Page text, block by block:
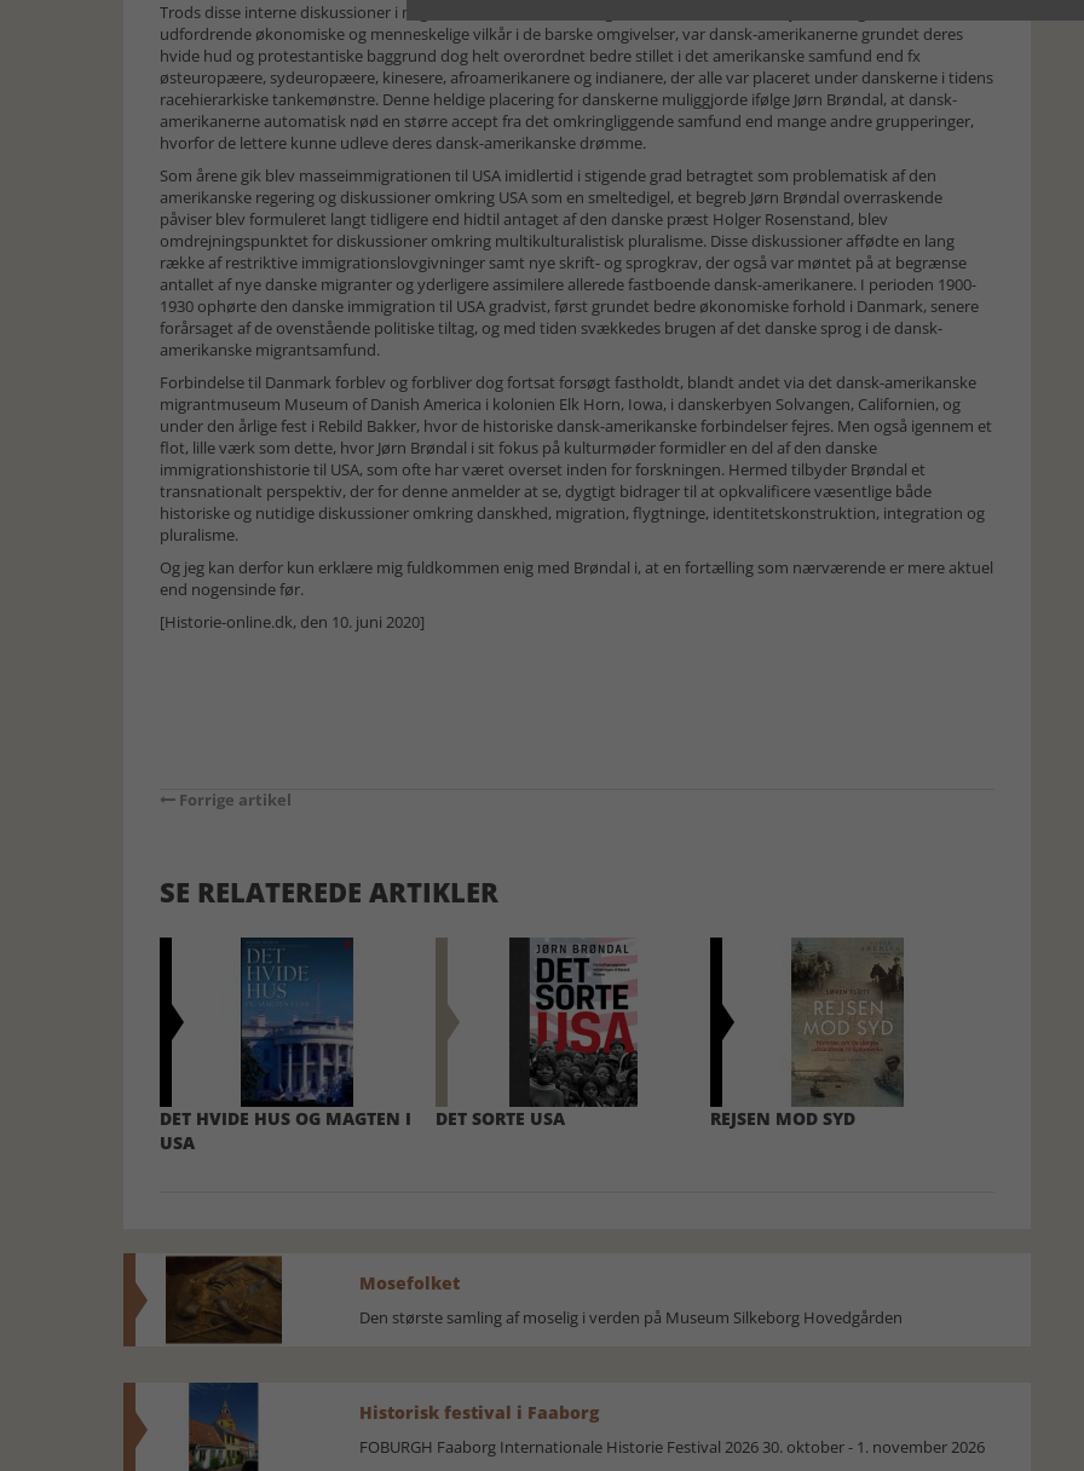
Trods disse interne diskussioner i migrantsamfundene omkring tilhørsforholdet til det nye land, og de til tider
udfordrende økonomiske og menneskelige vilkår i de barske omgivelser, var dansk-amerikanerne grundet deres
hvide hud og protestantiske baggrund dog helt overordnet bedre stillet i det amerikanske samfund end fx
østeuropæere, sydeuropæere, kinesere, afroamerikanere og indianere, der alle var placeret under danskerne i tidens
racehierarkiske tankemønstre. Denne heldige placering for danskerne muliggjorde ifølge Jørn Brøndal, at dansk-
amerikanerne automatisk nød en større accept fra det omkringliggende samfund end mange andre grupperinger,
hvorfor de lettere kunne udleve deres dansk-amerikanske drømme.
Som årene gik blev masseimmigrationen til USA imidlertid i stigende grad betragtet som problematisk af den
amerikanske regering og diskussioner omkring USA som en smeltedigel, et begreb Jørn Brøndal overraskende
påviser blev formuleret langt tidligere end hidtil antaget af den danske præst Holger Rosenstand, blev
omdrejningspunktet for diskussioner omkring multikulturalistisk pluralisme. Disse diskussioner affødte en lang
række af restriktive immigrationslovgivninger samt nye skrift- og sprogkrav, der også var møntet på at begrænse
antallet af nye danske migranter og yderligere assimilere allerede fastboende dansk-amerikanere. I perioden 1900-
1930 ophørte den danske immigration til USA gradvist, først grundet bedre økonomiske forhold i Danmark, senere
forårsaget af de ovenstående politiske tiltag, og med tiden svækkedes brugen af det danske sprog i de dansk-
amerikanske migrantsamfund.
Forbindelse til Danmark forblev og forbliver dog fortsat forsøgt fastholdt, blandt andet via det dansk-amerikanske
migrantmuseum Museum of Danish America i kolonien Elk Horn, Iowa, i danskerbyen Solvangen, Californien, og
under den årlige fest i Rebild Bakker, hvor de historiske dansk-amerikanske forbindelser fejres. Men også igennem et
flot, lille værk som dette, hvor Jørn Brøndal i sit fokus på kulturmøder formidler en del af den danske
immigrationshistorie til USA, som ofte har været overset inden for forskningen. Hermed tilbyder Brøndal et
transnationalt perspektiv, der for denne anmelder at se, dygtigt bidrager til at opkvalificere væsentlige både
historiske og nutidige diskussioner omkring danskhed, migration, flygtninge, identitetskonstruktion, integration og
pluralisme.
Og jeg kan derfor kun erklære mig fuldkommen enig med Brøndal i, at en fortælling som nærværende er mere aktuel
end nogensinde før.
[Historie-online.dk, den 10. juni 2020]
Forrige artikel
SE RELATEREDE ARTIKLER
DET HVIDE HUS OG MAGTEN I
USA
DET SORTE USA REJSEN MOD SYD
Mosefolket
Den største samling af moselig i verden på Museum Silkeborg Hovedgården
Historisk festival i Faaborg
FOBURGH Faaborg Internationale Historie Festival 2026 30. oktober - 1. november 2026